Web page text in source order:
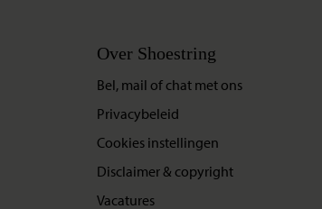
Over Shoestring
Bel, mail of chat met ons
Privacybeleid
Cookies instellingen
Disclaimer & copyright
Vacatures